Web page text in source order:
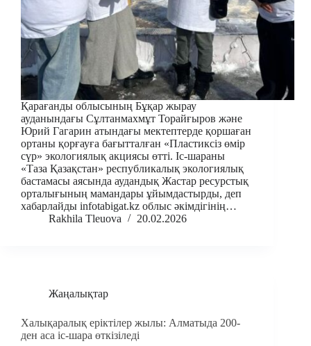
Қарағанды облысының Бұқар жырау
ауданындағы Сұлтанмахмұт Торайғыров және
Юрий Гагарин атындағы мектептерде қоршаған
ортаны қорғауға бағытталған «Пластиксіз өмір
сүр» экологиялық акциясы өтті. Іс-шараны
«Таза Қазақстан» республикалық экологиялық
бастамасы аясында аудандық Жастар ресурстық
орталығының мамандары ұйымдастырды, деп
хабарлайды infotabigat.kz облыс әкімдігінің…
Rakhila Tleuova
20.02.2026
Жаңалықтар
Халықаралық еріктілер жылы: Алматыда 200-
ден аса іс-шара өткізіледі